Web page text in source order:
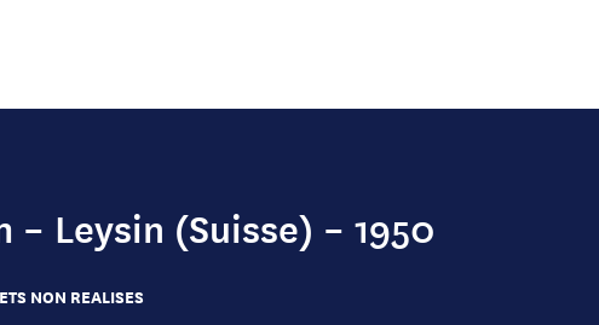
– Leysin (Suisse) – 1950
NON REALISES